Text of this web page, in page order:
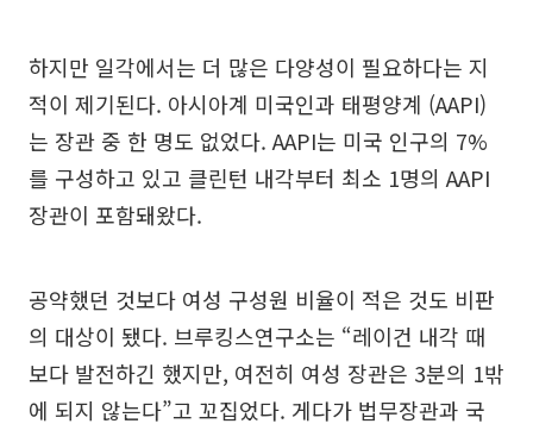
하지만 일각에서는 더 많은 다양성이 필요하다는 지
적이 제기된다. 아시아계 미국인과 태평양계 (AAPI)
는 장관 중 한 명도 없었다. AAPI는 미국 인구의 7%
를 구성하고 있고 클린턴 내각부터 최소 1명의 AAPI
장관이 포함돼왔다.
공약했던 것보다 여성 구성원 비율이 적은 것도 비판
의 대상이 됐다. 브루킹스연구소는 “레이건 내각 때
보다 발전하긴 했지만, 여전히 여성 장관은 3분의 1밖
에 되지 않는다”고 꼬집었다. 게다가 법무장관과 국